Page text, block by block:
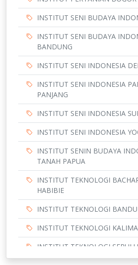
INSTITUT SENI BUDAYA
INSTITUT SENI BUDAYA
BANDUNG
INSTITUT SENI INDONESIA
INSTITUT SENI INDONESIA
PANJANG
INSTITUT SENI INDONESIA
INSTITUT SENI INDONESIA
INSTITUT SENIN BUDAYA
TANAH PAPUA
INSTITUT TEKNOLOGI
HABIBIE
INSTITUT TEKNOLOGI
INSTITUT TEKNOLOGI
INSTITUT TEKNOLOGI
NOVEMBER